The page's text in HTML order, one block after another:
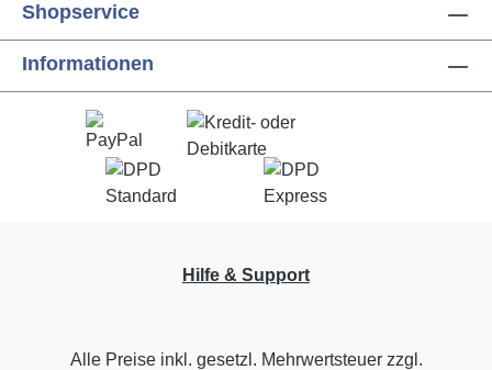
Shopservice
Informationen
Hilfe & Support
Alle Preise inkl. gesetzl. Mehrwertsteuer zzgl.